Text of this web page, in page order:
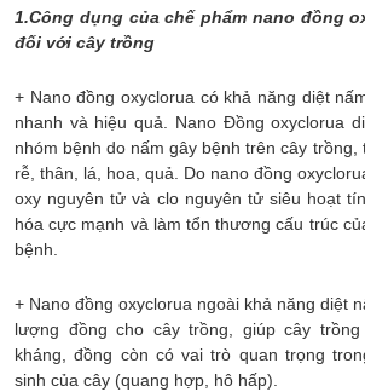
1.Công dụng của chế phẩm nano đồng
đối với cây trồng
+ Nano đồng oxyclorua có khả năng diệt
nhanh và hiệu quả. Nano Đồng oxyclorua
nhóm bệnh do nấm gây bệnh trên cây trồng,
rễ, thân, lá, hoa, quả. Do nano đồng
oxy nguyên tử và clo nguyên tử siêu hoạt
hóa cực mạnh và làm tổn thương cấu trúc
bệnh.
+ Nano đồng oxyclorua ngoài khả năng diệt
lượng đồng cho cây trồng, giúp cây
kháng, đồng còn có vai trò quan trọng
sinh của cây (quang hợp, hô hấp).